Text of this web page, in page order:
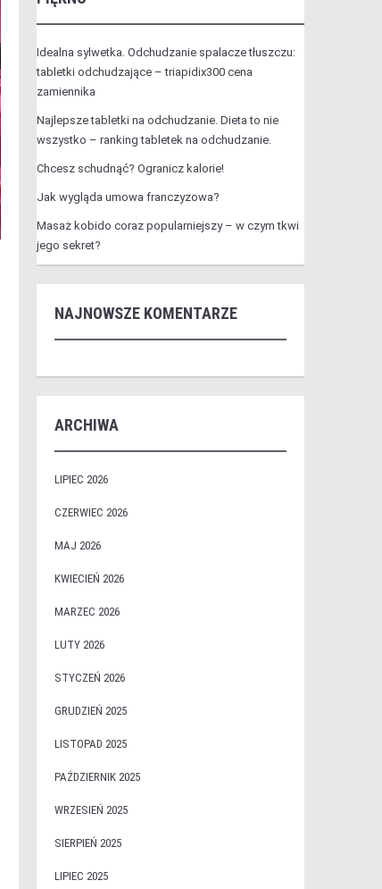
Idealna sylwetka. Odchudzanie spalacze tłuszczu:
tabletki odchudzające – triapidix300 cena
zamiennika
Najlepsze tabletki na odchudzanie. Dieta to nie
wszystko – ranking tabletek na odchudzanie.
Chcesz schudnąć? Ogranicz kalorie!
Jak wygląda umowa franczyzowa?
Masaż kobido coraz popularniejszy – w czym tkwi
jego sekret?
NAJNOWSZE KOMENTARZE
ARCHIWA
LIPIEC 2026
CZERWIEC 2026
MAJ 2026
KWIECIEŃ 2026
MARZEC 2026
LUTY 2026
STYCZEŃ 2026
GRUDZIEŃ 2025
LISTOPAD 2025
PAŹDZIERNIK 2025
WRZESIEŃ 2025
SIERPIEŃ 2025
LIPIEC 2025